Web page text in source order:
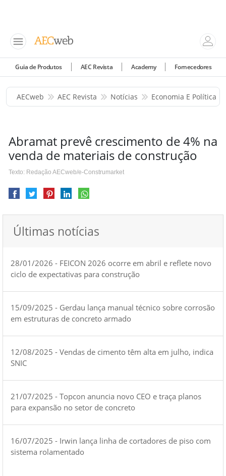
Guia de Produtos AEC Revista Academy Fornecedores
AECweb AEC Revista Notícias Economia E Política
Abramat prevê crescimento de 4% na
venda de materiais de construção
Texto: Redação AECweb/e-Construmarket
Últimas notícias
28/01/2026 - FEICON 2026 ocorre em abril e reflete novo
ciclo de expectativas para construção
15/09/2025 - Gerdau lança manual técnico sobre corrosão
em estruturas de concreto armado
12/08/2025 - Vendas de cimento têm alta em julho, indica
SNIC
21/07/2025 - Topcon anuncia novo CEO e traça planos
para expansão no setor de concreto
16/07/2025 - Irwin lança linha de cortadores de piso com
sistema rolamentado